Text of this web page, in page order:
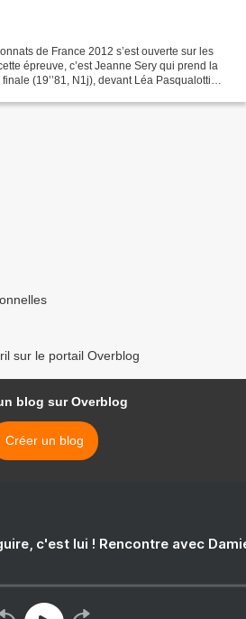
de France 2012 s’est ouverte sur les
épreuve, c’est Jeanne Sery qui prend la
(19’’81, N1j), devant Léa Pasqualotti
sur le portail Overblog
blog sur Overblog
Créer un blog
c'est lui ! Rencontre avec